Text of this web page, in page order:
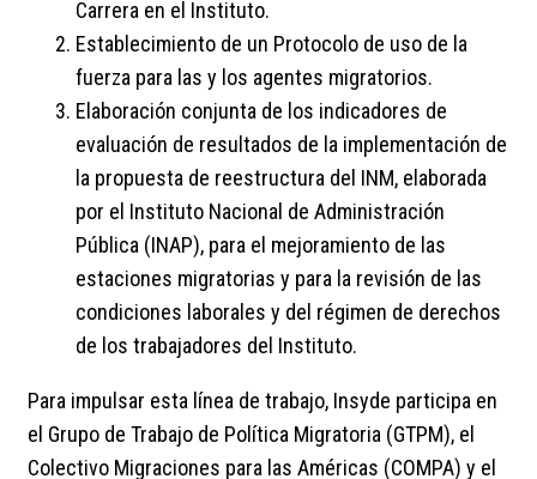
Carrera en el Instituto.
Establecimiento de un Protocolo de uso de la
fuerza para las y los agentes migratorios.
Elaboración conjunta de los indicadores de
evaluación de resultados de la implementación de
la propuesta de reestructura del INM, elaborada
por el Instituto Nacional de Administración
Pública (INAP), para el mejoramiento de las
estaciones migratorias y para la revisión de las
condiciones laborales y del régimen de derechos
de los trabajadores del Instituto.
Para impulsar esta línea de trabajo, Insyde participa en
el Grupo de Trabajo de Política Migratoria (GTPM), el
Colectivo Migraciones para las Américas (COMPA) y el